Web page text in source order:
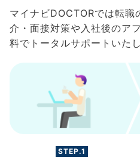
マイナビDOCTORでは転職
介・面接対策や入社後のア
料でトータルサポートいたし
STEP.1